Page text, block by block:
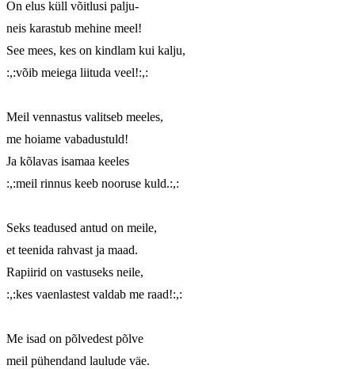
On elus küll võitlusi palju-
neis karastub mehine meel!
See mees, kes on kindlam kui kalju,
:,:võib meiega liituda veel!:,:
Meil vennastus valitseb meeles,
me hoiame vabadustuld!
Ja kõlavas isamaa keeles
:,:meil rinnus keeb nooruse kuld.:,:
Seks teadused antud on meile,
et teenida rahvast ja maad.
Rapiirid on vastuseks neile,
:,:kes vaenlastest valdab me raad!:,:
Me isad on põlvedest põlve
meil pühendand laulude väe.